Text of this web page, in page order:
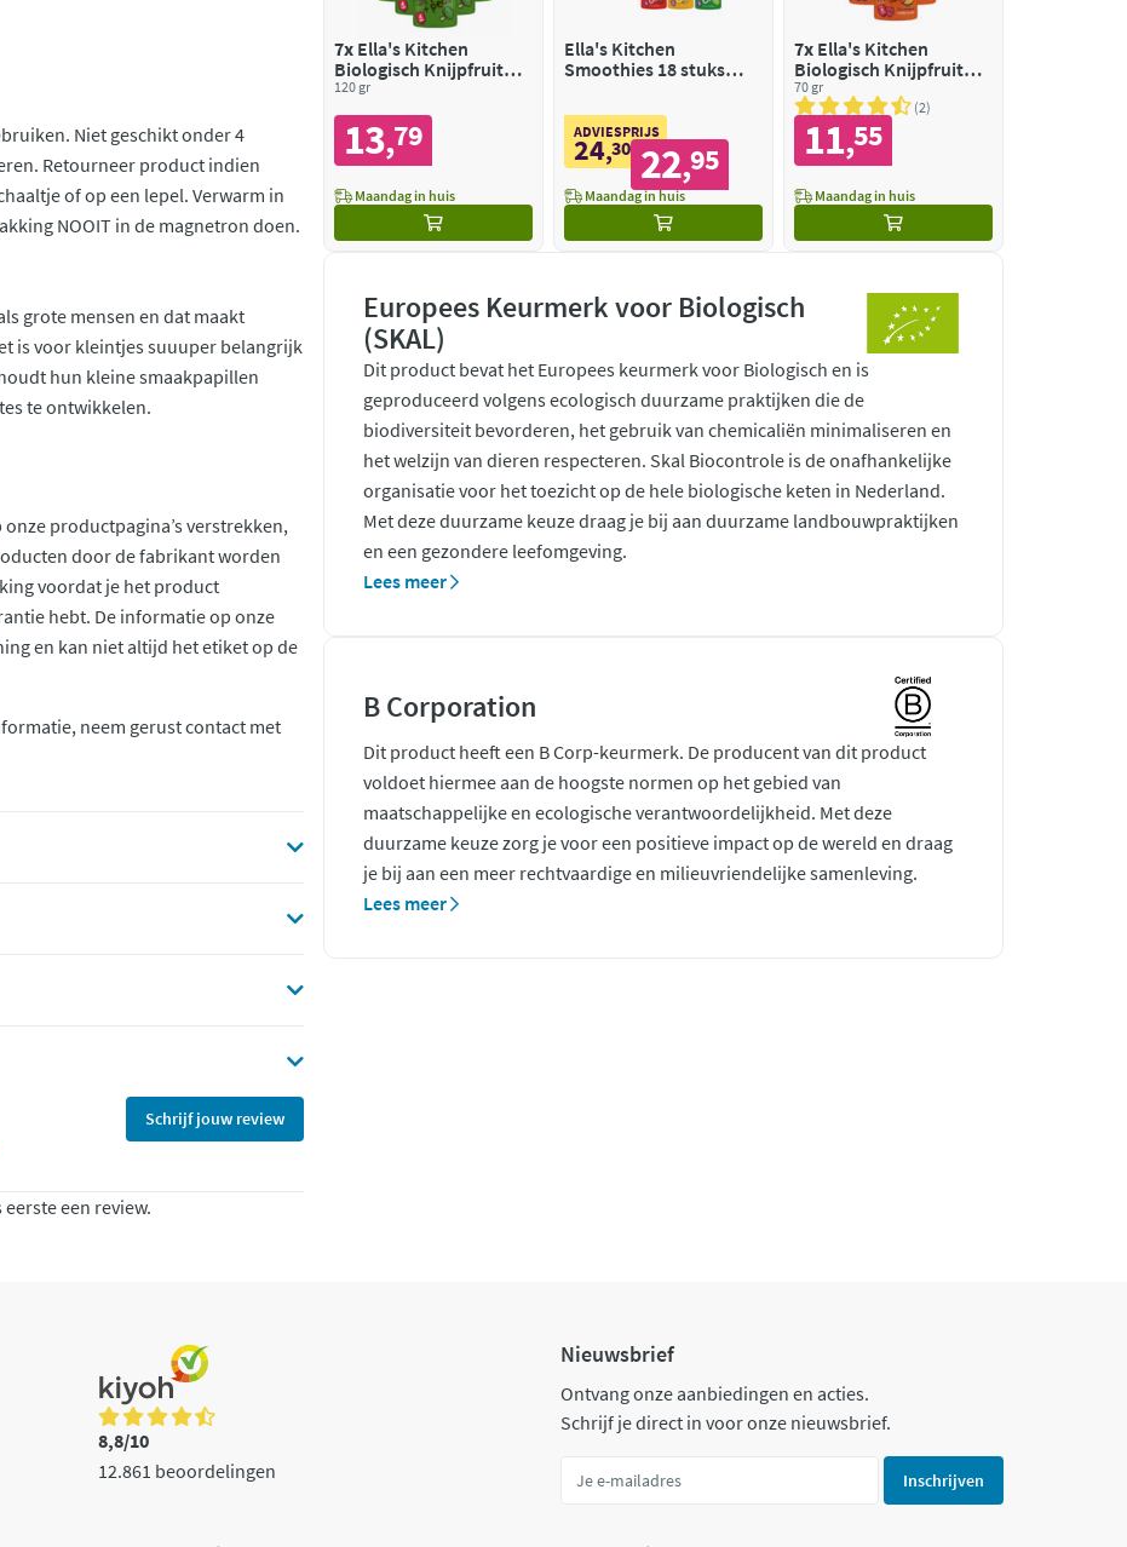
Niet geschikt onder 4
Retourneer product indien
of op een lepel. Verwarm in
NOOIT in de magnetron doen.
grote mensen en dat maakt
is voor kleintjes suuuper belangrijk
hun kleine smaakpapillen
te ontwikkelen.
productpagina’s verstrekken,
door de fabrikant worden
voordat je het product
hebt. De informatie op onze
en kan niet altijd het etiket op de
neem gerust contact met
Schrijf jouw review
een review.
7x Ella's Kitchen
Biologisch Knijpfruit
4+m Peren, Doperwten
& Broccoli
120 gr
13,79
Maandag in huis
Ella's Kitchen
Smoothies 18 stuks
ADVIESPRIJS
24,30 22,95
Maandag in huis
7x Ella's Kitchen
Biologisch Knijpfruit
4+m Mango
70 gr
2
11,55
Maandag in huis
Europees Keurmerk voor Biologisch
(SKAL)
Dit product bevat het Europees keurmerk voor Biologisch en is
geproduceerd volgens ecologisch duurzame praktijken die de
biodiversiteit bevorderen, het gebruik van chemicaliën minimaliseren en
het welzijn van dieren respecteren. Skal Biocontrole is de onafhankelijke
organisatie voor het toezicht op de hele biologische keten in Nederland.
Met deze duurzame keuze draag je bij aan duurzame landbouwpraktijken
en een gezondere leefomgeving.
Lees meer
B Corporation
Dit product heeft een B Corp-keurmerk. De producent van dit product
voldoet hiermee aan de hoogste normen op het gebied van
maatschappelijke en ecologische verantwoordelijkheid. Met deze
duurzame keuze zorg je voor een positieve impact op de wereld en draag
je bij aan een meer rechtvaardige en milieuvriendelijke samenleving.
Lees meer
8,8/10
12.861 beoordelingen
Nieuwsbrief
Ontvang onze aanbiedingen en acties.
Schrijf je direct in voor onze nieuwsbrief.
Inschrijven